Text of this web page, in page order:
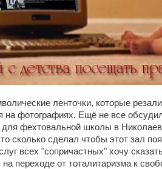
ленточки, которые
на фотографиях. Ещё не все
для фехтовальной школы в
сколько сделал чтобы этот зал
всех "сопричастных" хочу
переходе от тоталитаризма к